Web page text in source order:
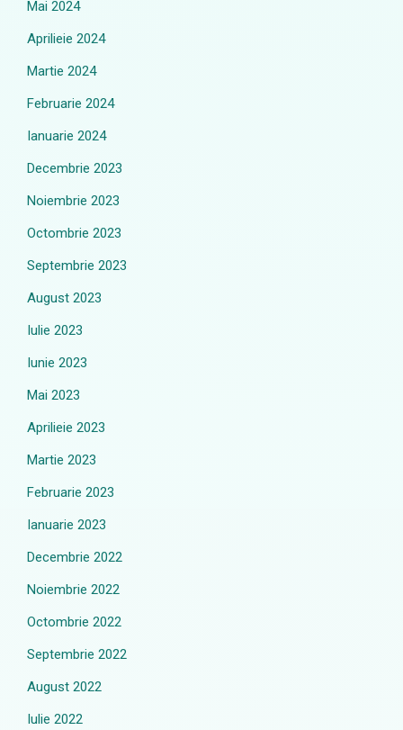
Mai 2024
Aprilieie 2024
Martie 2024
Februarie 2024
Ianuarie 2024
Decembrie 2023
Noiembrie 2023
Octombrie 2023
Septembrie 2023
August 2023
Iulie 2023
Iunie 2023
Mai 2023
Aprilieie 2023
Martie 2023
Februarie 2023
Ianuarie 2023
Decembrie 2022
Noiembrie 2022
Octombrie 2022
Septembrie 2022
August 2022
Iulie 2022